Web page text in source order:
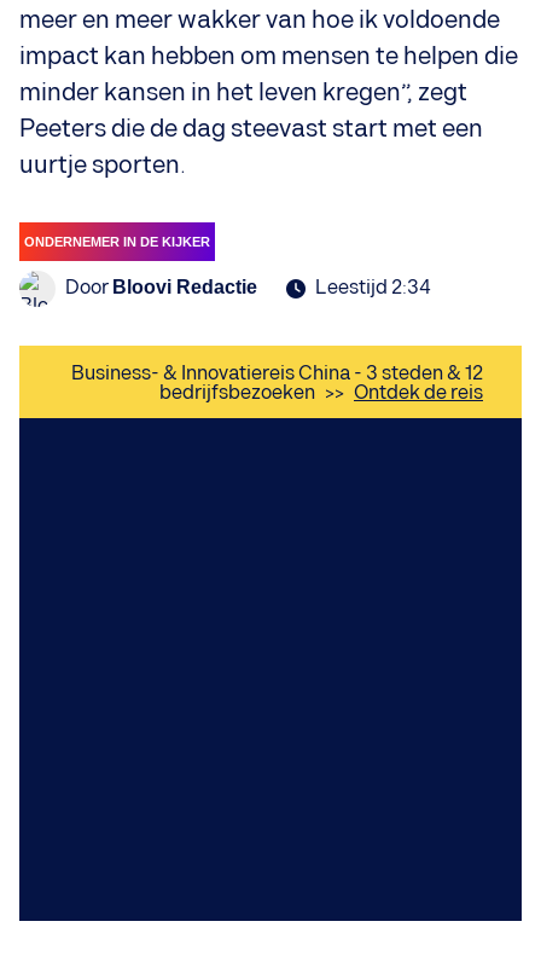
meer en meer wakker van hoe ik voldoende
impact kan hebben om mensen te helpen die
minder kansen in het leven kregen”, zegt
Peeters die de dag steevast start met een
uurtje sporten.
ONDERNEMER IN DE KIJKER
Door Bloovi Redactie Leestijd 2:34
Business- & Innovatiereis China - 3 steden & 12
bedrijfsbezoeken >> Ontdek de reis